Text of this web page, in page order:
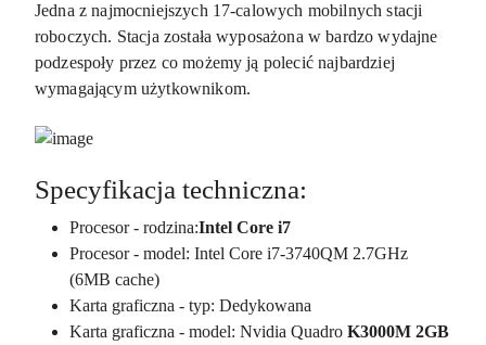
Jedna z najmocniejszych 17-calowych mobilnych stacji
roboczych. Stacja została wyposażona w bardzo wydajne
podzespoły przez co możemy ją polecić najbardziej
wymagającym użytkownikom.
Specyfikacja techniczna:
Procesor - rodzina:Intel Core i7
Procesor - model: Intel Core i7-3740QM 2.7GHz
(6MB cache)
Karta graficzna - typ: Dedykowana
Karta graficzna - model: Nvidia Quadro K3000M 2GB